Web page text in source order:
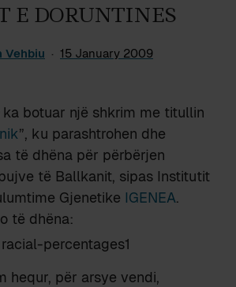
E DORUNTINES
Vehbiu 15 January 2009
ka botuar një shkrim me titullin
”, ku parashtrohen dhe
të dhëna për përbërjen
të Ballkanit, sipas Institutit
Gjenetike IGENEA.
të dhëna:
hequr, për arsye vendi,